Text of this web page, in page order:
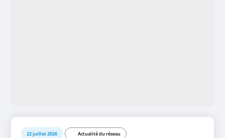
22 juillet 2026 Actualité du réseau